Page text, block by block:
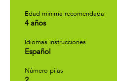
Edad minima recomendada
4 años
Idiomas instrucciones
Español
Número pilas